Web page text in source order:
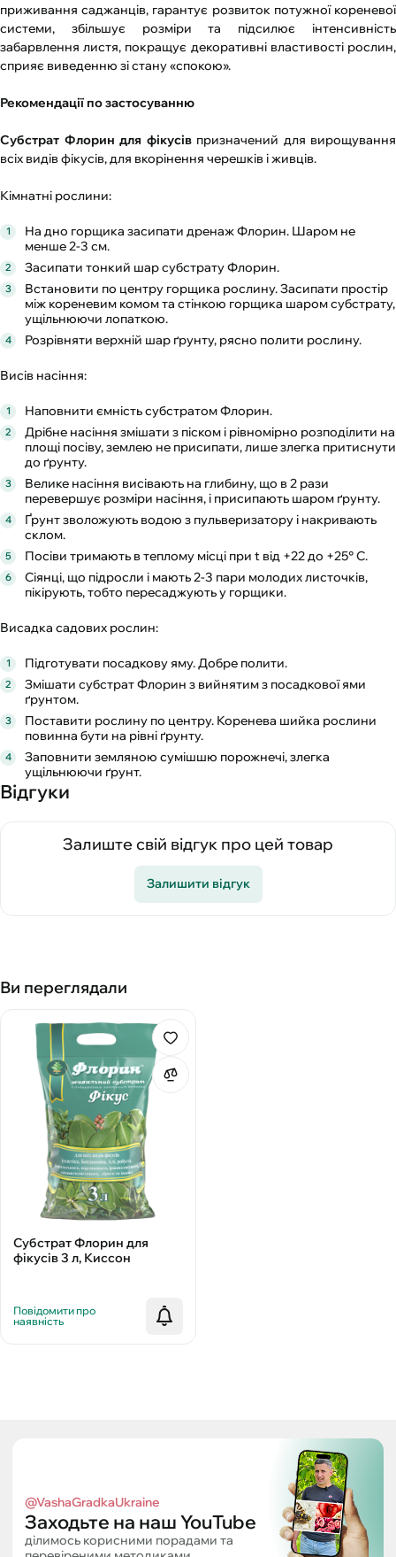
приживання саджанців, гарантує розвиток потужної кореневої
системи, збільшує розміри та підсилює інтенсивність
забарвлення листя, покращує декоративні властивості рослин,
сприяє виведенню зі стану «спокою».
Рекомендації по застосуванню
Субстрат Флорин для фікусів призначений для вирощування
всіх видів фікусів, для вкорінення черешків і живців.
Кімнатні рослини:
На дно горщика засипати дренаж Флорин. Шаром не
менше 2-3 см.
Засипати тонкий шар субстрату Флорин.
Встановити по центру горщика рослину. Засипати простір
між кореневим комом та стінкою горщика шаром субстрату,
ущільнюючи лопаткою.
Розрівняти верхній шар ґрунту, рясно полити рослину.
Висів насіння:
Наповнити ємність субстратом Флорин.
Дрібне насіння змішати з піском і рівномірно розподілити на
площі посіву, землею не присипати, лише злегка притиснути
до ґрунту.
Велике насіння висівають на глибину, що в 2 рази
перевершує розміри насіння, і присипають шаром ґрунту.
Ґрунт зволожують водою з пульверизатору і накривають
склом.
Посіви тримають в теплому місці при t від +22 до +25° С.
Сіянці, що підросли і мають 2-3 пари молодих листочків,
пікірують, тобто пересаджують у горщики.
Висадка садових рослин:
Підготувати посадкову яму. Добре полити.
Змішати субстрат Флорин з вийнятим з посадкової ями
ґрунтом.
Поставити рослину по центру. Коренева шийка рослини
повинна бути на рівні ґрунту.
Заповнити земляною сумішшю порожнечі, злегка
ущільнюючи ґрунт.
Відгуки
Залиште свій відгук про цей товар
Залишити відгук
Ви переглядали
Субстрат Флорин для
фікусів 3 л, Киссон
Повідомити про
наявність
@VashaGradkaUkraine
Заходьте на наш YouTube
ділимось корисними порадами та